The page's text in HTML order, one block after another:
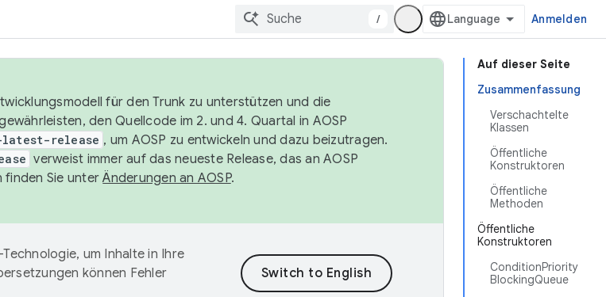
/ Anmelden
Auf dieser Seite
Zusammenfassung
Verschachtelte
Klassen
Öffentliche
Konstruktoren
Öffentliche
Methoden
Öffentliche
Konstruktoren
ConditionPriority
BlockingQueue
für den Trunk zu unterstützen und die
den Quellcode im 2. und 4. Quartal in AOSP
latest-release , um AOSP zu entwickeln und dazu beizutragen.
verweist immer auf das neueste Release, das an AOSP
finden Sie unterÄnderungen an AOSP.
um Inhalte in Ihre
können Fehler